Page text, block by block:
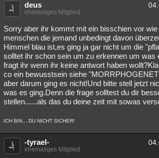
deus
ehemaliges Mitglied
Sorry aber ihr kommt mit ein bisschien vor
menschen die jemand unbedingt davon
Himmel blau ist,es ging ja gar nicht um die
solltet ihr schon sein um zu erkennen um was
fragt ihr wenn ihr keine antwort haben
co ein bewusstsein siehe
aber darum ging es nicht!Und bitte stell jetzt
was es ging.Denn die frage solltest du dir
stellen......als das du deine zeit mit sowas
ICH BIN....DU NICHT SICHER!
-tyrael-
ehemaliges Mitglied